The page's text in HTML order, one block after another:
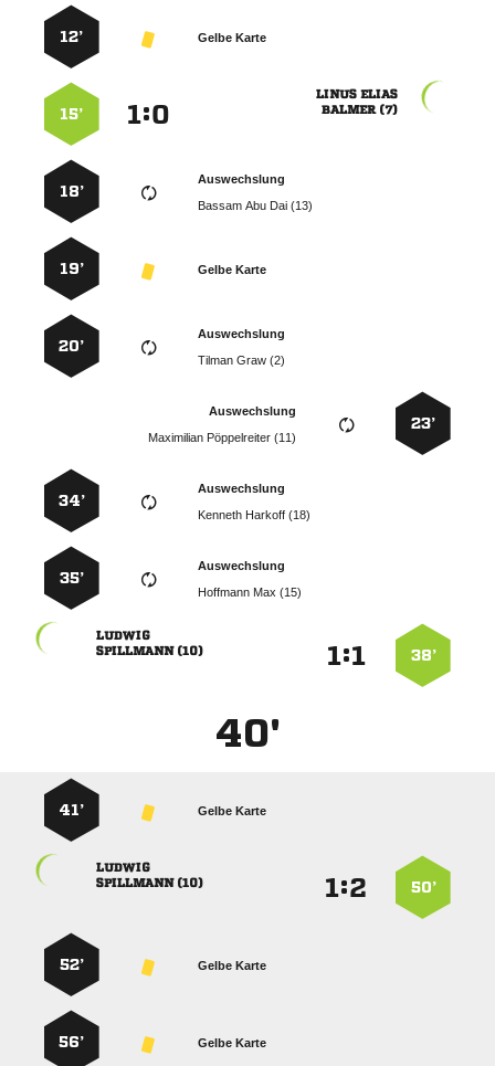
Gelbe Karte
12’
 
 
:
15’
Auswechslung
   
18’
Gelbe Karte
19’
Auswechslung
  
20’
23’
Auswechslung
  
Auswechslung
  
34’
Auswechslung
  
35’
38’
:

 
40'
Gelbe Karte
41’
50’
:

 
Gelbe Karte
52’
Gelbe Karte
56’